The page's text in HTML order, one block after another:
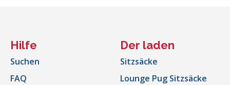
Hilfe
Suchen
FAQ
Der laden
Sitzsäcke
Lounge Pug Sitzsäcke